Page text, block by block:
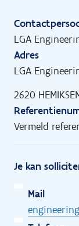
LGA
Adres
LGA
2620
Vermeld
Je kan
Mail